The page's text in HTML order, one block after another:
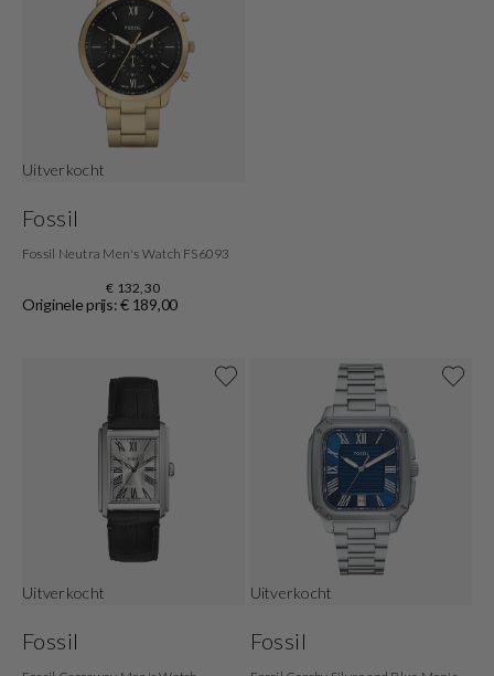
Uitverkocht
Fossil
Fossil Neutra Men's Watch FS6093
€ 132,30
Originele prijs: € 189,00
Uitverkocht
Fossil
Uitverkocht
Fossil